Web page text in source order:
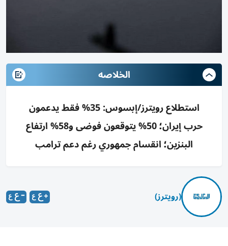
الخلاصه
استطلاع رويترز/إبسوس: 35% فقط يدعمون
حرب إيران؛ 50% يتوقعون فوضى و58% ارتفاع
البنزين؛ انقسام جمهوري رغم دعم ترامب
(رويترز)